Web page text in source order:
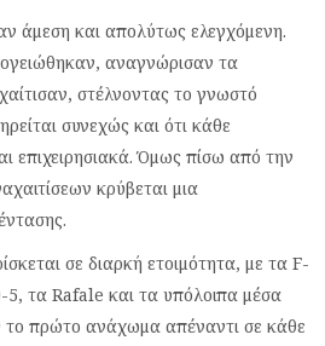
άμεση και απολύτως ελεγχόμενη.
αναγνώρισαν τα
στέλνοντας το γνωστό
συνεχώς και ότι κάθε
επιχειρησιακά. Όμως πίσω από την
κρύβεται μια
σε διαρκή ετοιμότητα, με τα F-
τα Rafale και τα υπόλοιπα μέσα
πρώτο ανάχωμα απέναντι σε κάθε